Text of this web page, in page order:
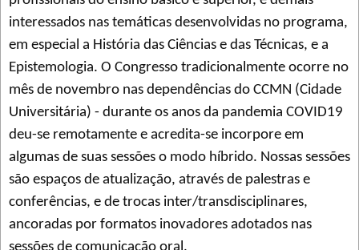
interessados nas temáticas desenvolvidas no programa,
em especial a História das Ciências e das Técnicas, e a
Epistemologia. O Congresso tradicionalmente ocorre no
mês de novembro nas dependências do CCMN (Cidade
Universitária) - durante os anos da pandemia COVID19
deu-se remotamente e acredita-se incorpore em
algumas de suas sessões o modo híbrido. Nossas sessões
são espaços de atualização, através de palestras e
conferências, e de trocas inter/transdisciplinares,
ancoradas por formatos inovadores adotados nas
sessões de comunicação oral.